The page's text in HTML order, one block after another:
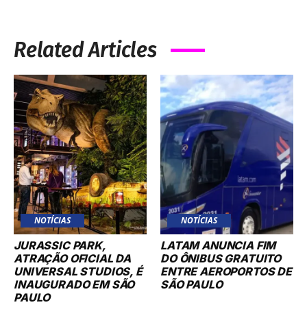
Related Articles
NOTÍCIAS
JURASSIC PARK,
ATRAÇÃO OFICIAL DA
UNIVERSAL STUDIOS, É
INAUGURADO EM SÃO
PAULO
NOTÍCIAS
LATAM ANUNCIA FIM
DO ÔNIBUS GRATUITO
ENTRE AEROPORTOS DE
SÃO PAULO